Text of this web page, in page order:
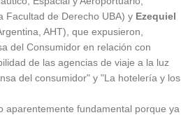
Facultad de Derecho UBA) y Ezequiel
AHT), que expusieron,
del Consumidor en relación con
de las agencias de viaje a la luz
del consumidor" y "La hotelería y los
aparentemente fundamental porque ya